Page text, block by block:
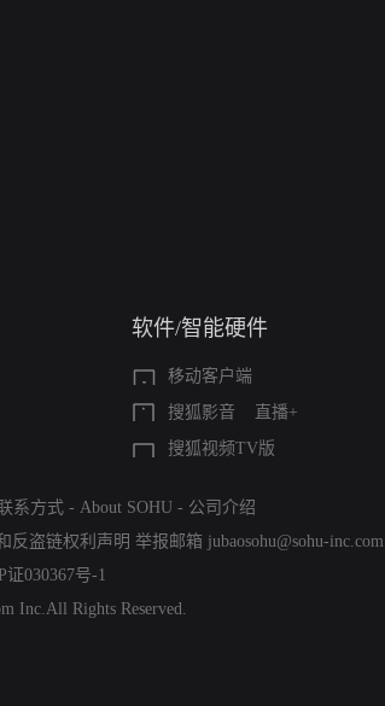
软件/智能硬件
移动客户端
搜狐影音
直播+
搜狐视频TV版
系方式 - About SOHU - 公司介绍
反盗链权利声明 举报邮箱 jubaosohu@sohu-inc.com
证030367号-1
Inc.All Rights Reserved.